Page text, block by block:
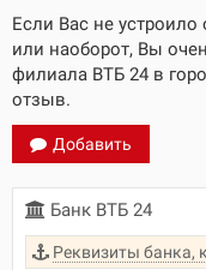
Если Вас не
или наоборот, Вы
филиала ВТБ 24 в
отзыв.
Добавить
Банк ВТБ 24
Реквизиты банка,